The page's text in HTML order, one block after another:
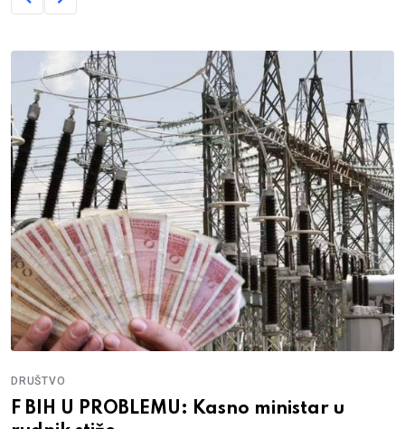
DRUŠTVO
F BIH U PROBLEMU: Kasno ministar u